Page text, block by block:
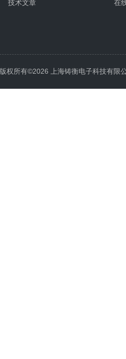
技术文章
在
版权所有©2026 上海铸衡电子科技有